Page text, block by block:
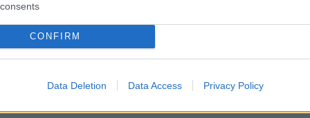
CONFIRM
Data Deletion Data Access Privacy Policy
της διαβούλευσης. Αν κάποιος
θεωρεί ότι αδικείται από το τεκμήριο έχει
να ζητήσει φορολογικό έλεγχο για τα